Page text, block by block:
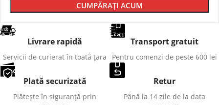
CUMPĂRAȚI ACUM
Livrare rapidă
Servicii de curierat în toată țara
Transport gratuit
Pentru comenzi de peste 600 lei
Plată securizată
Plătește în siguranță prin
Retur
Până la 14 zile de la data